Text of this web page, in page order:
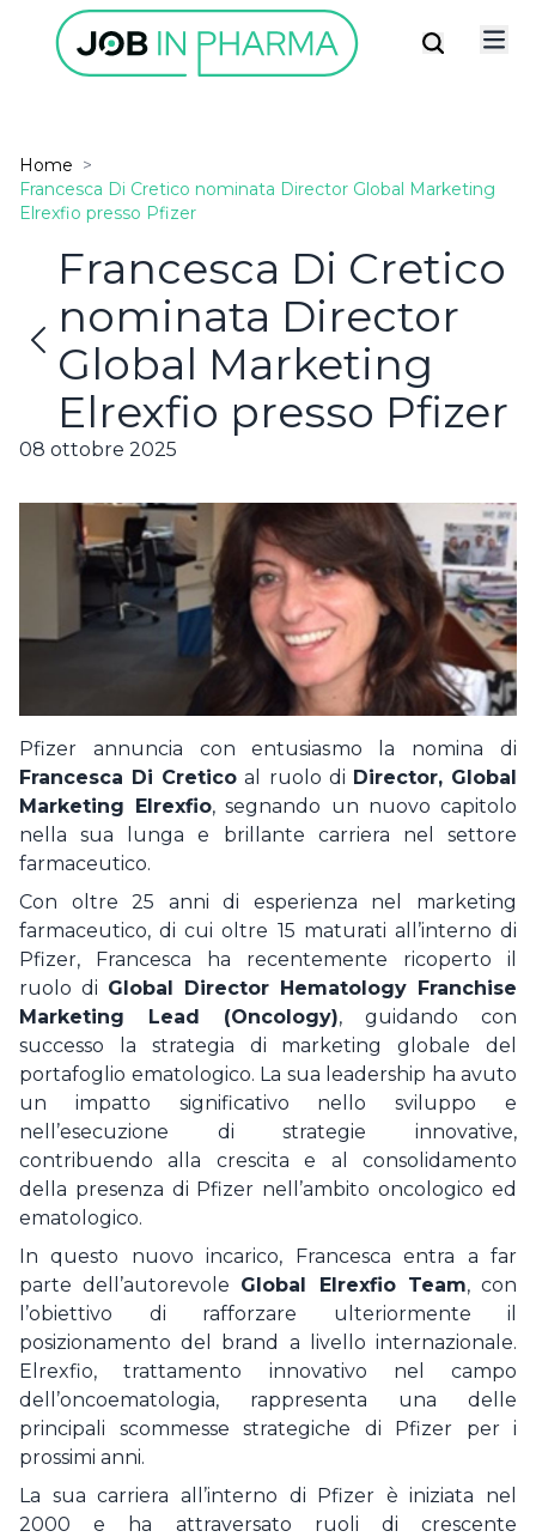
✕
Possiedi già un account?
Hai dimenticato la password ?
Non sei ancora registrato?
REGISTRATI COME AZIENDA
REGISTRATI COME CANDIDATO
Home >
Francesca Di Cretico nominata Director Global Marketing
Elrexfio presso Pfizer
Francesca Di Cretico
nominata Director
Global Marketing
Elrexfio presso Pfizer
08 ottobre 2025
Pfizer annuncia con entusiasmo la nomina di
Francesca Di Cretico al ruolo di Director, Global
Marketing Elrexfio, segnando un nuovo capitolo
nella sua lunga e brillante carriera nel settore
farmaceutico.
Con oltre 25 anni di esperienza nel marketing
farmaceutico, di cui oltre 15 maturati all’interno di
Pfizer, Francesca ha recentemente ricoperto il
ruolo di Global Director Hematology Franchise
Marketing Lead (Oncology), guidando con
successo la strategia di marketing globale del
portafoglio ematologico. La sua leadership ha avuto
un impatto significativo nello sviluppo e
nell’esecuzione di strategie innovative,
contribuendo alla crescita e al consolidamento
della presenza di Pfizer nell’ambito oncologico ed
ematologico.
In questo nuovo incarico, Francesca entra a far
parte dell’autorevole Global Elrexfio Team, con
l’obiettivo di rafforzare ulteriormente il
posizionamento del brand a livello internazionale.
Elrexfio, trattamento innovativo nel campo
dell’oncoematologia, rappresenta una delle
principali scommesse strategiche di Pfizer per i
prossimi anni.
La sua carriera all’interno di Pfizer è iniziata nel
2000 e ha attraversato ruoli di crescente
ISCRIVITI ALLA
newsletter
ISCRIVITI